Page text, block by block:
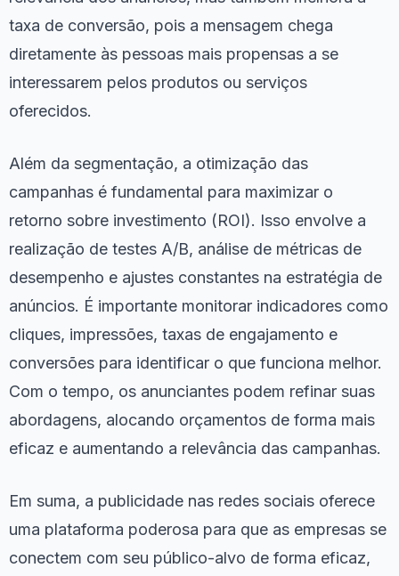
taxa de conversão, pois a mensagem chega
diretamente às pessoas mais propensas a se
interessarem pelos produtos ou serviços
oferecidos.
Além da segmentação, a otimização das
campanhas é fundamental para maximizar o
retorno sobre investimento (ROI). Isso envolve a
realização de testes A/B, análise de métricas de
desempenho e ajustes constantes na estratégia de
anúncios. É importante monitorar indicadores como
cliques, impressões, taxas de engajamento e
conversões para identificar o que funciona melhor.
Com o tempo, os anunciantes podem refinar suas
abordagens, alocando orçamentos de forma mais
eficaz e aumentando a relevância das campanhas.
Em suma, a publicidade nas redes sociais oferece
uma plataforma poderosa para que as empresas se
conectem com seu público-alvo de forma eficaz,